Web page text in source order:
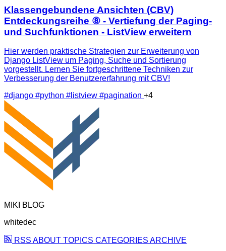
Klassengebundene Ansichten (CBV)
Entdeckungsreihe ⑧ - Vertiefung der Paging-
und Suchfunktionen - ListView erweitern
Hier werden praktische Strategien zur Erweiterung von
Django ListView um Paging, Suche und Sortierung
vorgestellt. Lernen Sie fortgeschrittene Techniken zur
Verbesserung der Benutzererfahrung mit CBV!
#django #python #listview #pagination +4
MIKI BLOG
whitedec
RSS ABOUT TOPICS CATEGORIES ARCHIVE